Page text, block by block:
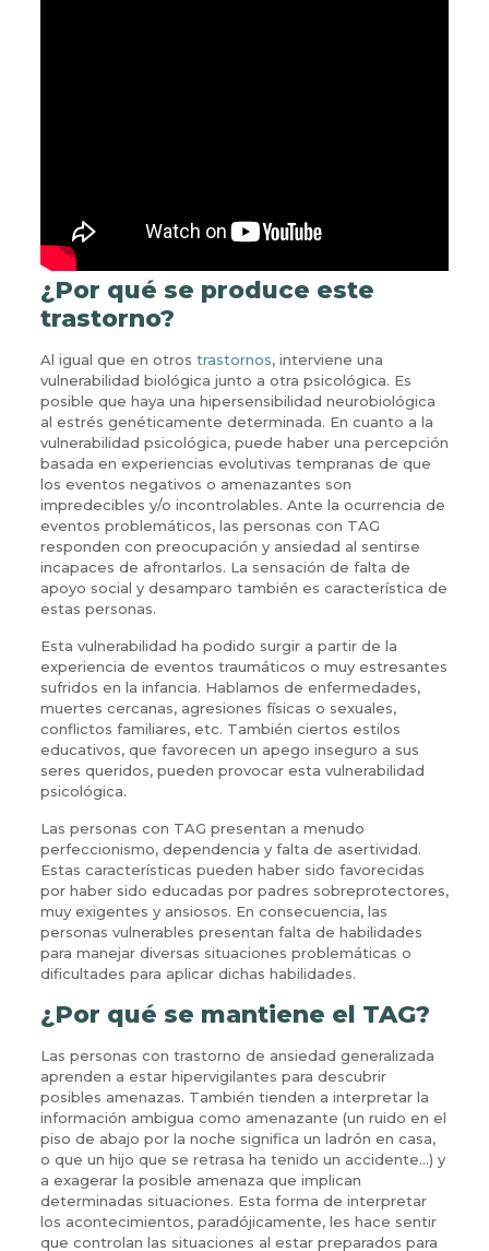
¿Por qué se produce este
trastorno?
Al igual que en otros trastornos, interviene una
vulnerabilidad biológica junto a otra psicológica. Es
posible que haya una hipersensibilidad neurobiológica
al estrés genéticamente determinada. En cuanto a la
vulnerabilidad psicológica, puede haber una percepción
basada en experiencias evolutivas tempranas de que
los eventos negativos o amenazantes son
impredecibles y/o incontrolables. Ante la ocurrencia de
eventos problemáticos, las personas con TAG
responden con preocupación y ansiedad al sentirse
incapaces de afrontarlos. La sensación de falta de
apoyo social y desamparo también es característica de
estas personas.
Esta vulnerabilidad ha podido surgir a partir de la
experiencia de eventos traumáticos o muy estresantes
sufridos en la infancia. Hablamos de enfermedades,
muertes cercanas, agresiones físicas o sexuales,
conflictos familiares, etc. También ciertos estilos
educativos, que favorecen un apego inseguro a sus
seres queridos, pueden provocar esta vulnerabilidad
psicológica.
Las personas con TAG presentan a menudo
perfeccionismo, dependencia y falta de asertividad.
Estas características pueden haber sido favorecidas
por haber sido educadas por padres sobreprotectores,
muy exigentes y ansiosos. En consecuencia, las
personas vulnerables presentan falta de habilidades
para manejar diversas situaciones problemáticas o
dificultades para aplicar dichas habilidades.
¿Por qué se mantiene el TAG?
Las personas con trastorno de ansiedad generalizada
aprenden a estar hipervigilantes para descubrir
posibles amenazas. También tienden a interpretar la
información ambigua como amenazante (un ruido en el
piso de abajo por la noche significa un ladrón en casa,
o que un hijo que se retrasa ha tenido un accidente…) y
a exagerar la posible amenaza que implican
determinadas situaciones. Esta forma de interpretar
los acontecimientos, paradójicamente, les hace sentir
que controlan las situaciones al estar preparados para